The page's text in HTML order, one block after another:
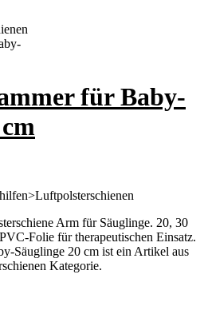
für Baby-
Arm für Säuglinge. 20, 30
Folie für therapeutischen Einsatz.
Säuglinge 20 cm ist ein Artikel aus
Kategorie.